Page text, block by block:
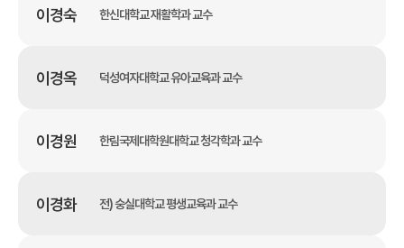
이경숙 한신대학교 재활학과 교수
이경옥 덕성여자대학교 유아교육과 교수
이경원 한림국제대학원대학교 청각학과 교수
이경화 전) 숭실대학교 평생교육과 교수